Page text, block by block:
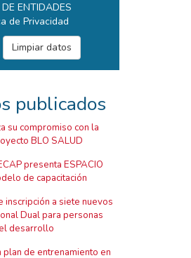
ENTIDADES
de Privacidad
publicados
su compromiso con la
BLO SALUD
presenta ESPACIO
de capacitación
inscripción a siete nuevos
Dual para personas
desarrollo
plan de entrenamiento en